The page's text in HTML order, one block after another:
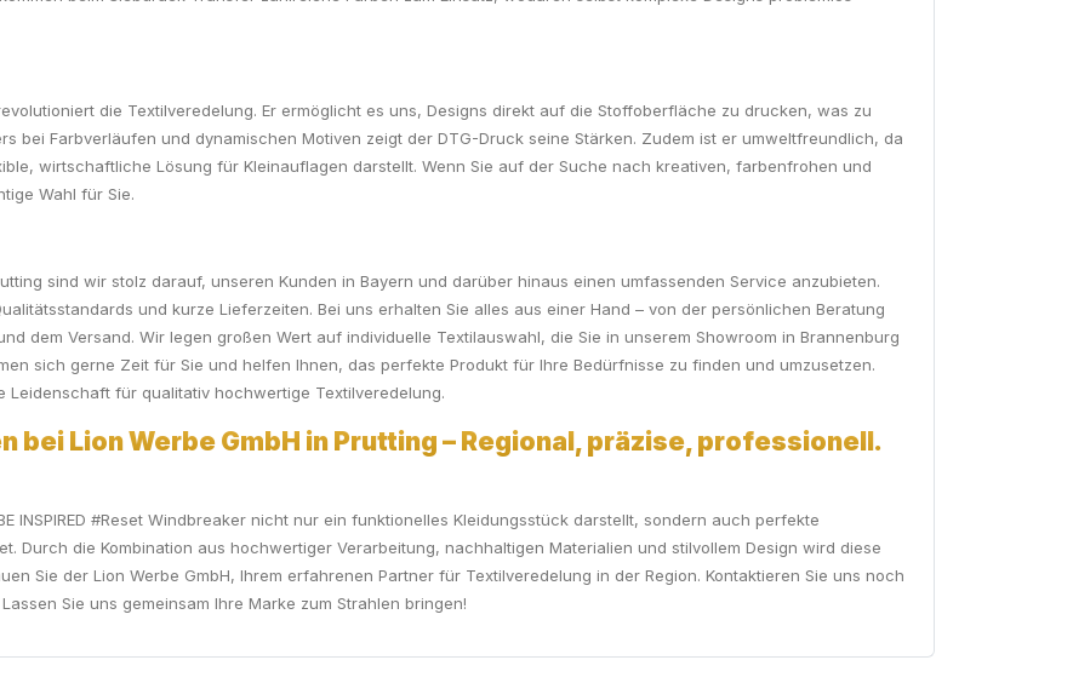
die Textilveredelung. Er ermöglicht es uns, Designs direkt auf die Stoffoberfläche zu drucken, was zu
bei Farbverläufen und dynamischen Motiven zeigt der DTG-Druck seine Stärken. Zudem ist er umweltfreundlich, da
wirtschaftliche Lösung für Kleinauflagen darstellt. Wenn Sie auf der Suche nach kreativen, farbenfrohen und
Wahl für Sie.
sind wir stolz darauf, unseren Kunden in Bayern und darüber hinaus einen umfassenden Service anzubieten.
und kurze Lieferzeiten. Bei uns erhalten Sie alles aus einer Hand – von der persönlichen Beratung
dem Versand. Wir legen großen Wert auf individuelle Textilauswahl, die Sie in unserem Showroom in Brannenburg
sich gerne Zeit für Sie und helfen Ihnen, das perfekte Produkt für Ihre Bedürfnisse zu finden und umzusetzen.
für qualitativ hochwertige Textilveredelung.
Lion Werbe GmbH in Prutting – Regional, präzise, professionell.
INSPIRED #Reset Windbreaker nicht nur ein funktionelles Kleidungsstück darstellt, sondern auch perfekte
Durch die Kombination aus hochwertiger Verarbeitung, nachhaltigen Materialien und stilvollem Design wird diese
Sie der Lion Werbe GmbH, Ihrem erfahrenen Partner für Textilveredelung in der Region. Kontaktieren Sie uns noch
Sie uns gemeinsam Ihre Marke zum Strahlen bringen!